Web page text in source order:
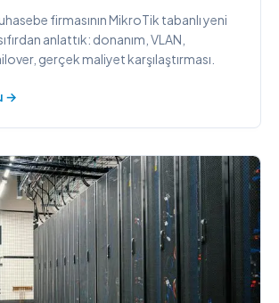
firmasının MikroTik tabanlı yeni
anlattık: donanım, VLAN,
gerçek maliyet karşılaştırması.
→